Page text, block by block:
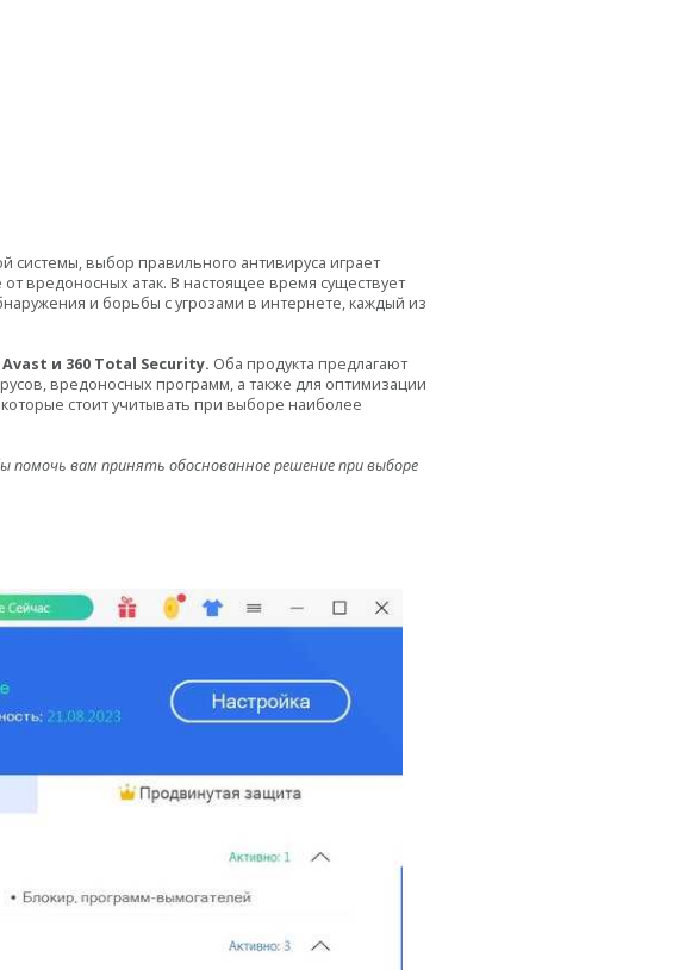
системы, выбор правильного антивируса играет
вредоносных атак. В настоящее время существует
и борьбы с угрозами в интернете, каждый из
и 360 Total Security. Оба продукта предлагают
вредоносных программ, а также для оптимизации
стоит учитывать при выборе наиболее
вам принять обоснованное решение при выборе